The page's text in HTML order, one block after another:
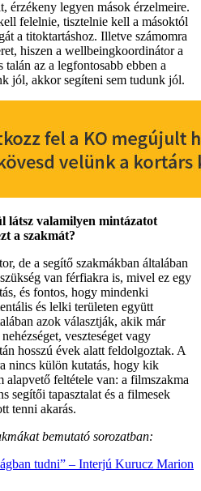
érzékeny legyen mások érzelmeire.
felelnie, tisztelnie kell a másoktól
a titoktartáshoz. Illetve számomra
hiszen a wellbeingkoordinátor a
az a legfontosabb ebben a
jól, akkor segíteni sem tudunk jól.
látsz valamilyen mintázatot
a szakmát?
de a segítő szakmákban általában
van férfiakra is, mivel ez egy
és fontos, hogy mindenki
és lelki területen együtt
azok választják, akik már
veszteséget vagy
hosszú évek alatt feldolgoztak. A
nincs külön kutatás, hogy kik
alapvető feltétele van: a filmszakma
segítői tapasztalat és a filmesek
tenni akarás.
bemutató sorozatban:
tudni” – Interjú Kurucz Marion